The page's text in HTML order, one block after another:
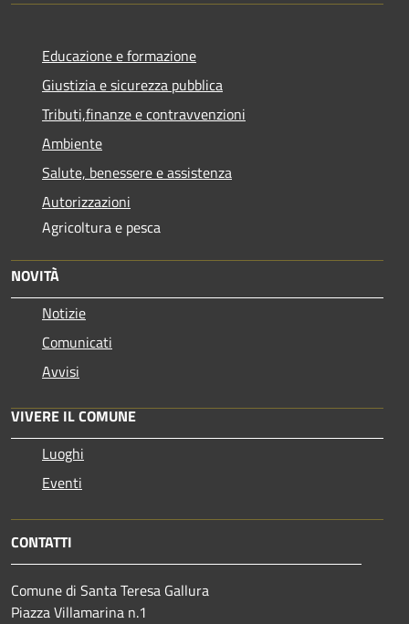
Educazione e formazione
Giustizia e sicurezza pubblica
Tributi,finanze e contravvenzioni
Ambiente
Salute, benessere e assistenza
Autorizzazioni
Agricoltura e pesca
NOVITÀ
Notizie
Comunicati
Avvisi
VIVERE IL COMUNE
Luoghi
Eventi
CONTATTI
Comune di Santa Teresa Gallura
Piazza Villamarina n.1